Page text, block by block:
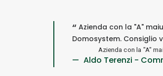
Azienda con la "A"
Azienda con la "A"
Domosystem. Consiglio
Aldo Terenzi -